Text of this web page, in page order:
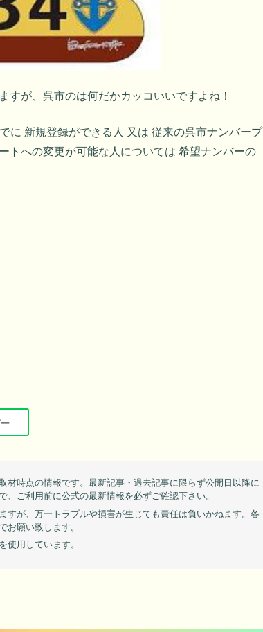
すが、呉市のは何だかカッコいいですよね！
に 新規登録ができる人 又は 従来の呉市ナンバープ
トへの変更が可能な人については 希望ナンバーの
材時点の情報です。最新記事・過去記事に限らず公開日以降に
ご利用前に公式の最新情報を必ずご確認下さい。
すが、万一トラブルや損害が生じても責任は負いかねます。各
お願い致します。
使用しています。